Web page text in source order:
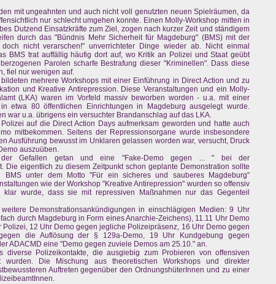
mit ungeahnten und auch nicht voll genutzten neuen Spielräumen, da
nur schlecht umgehen konnte. Einen Molly-Workshop mitten in
Dutzend Einsatzkräfte zum Ziel, zogen nach kurzer Zeit und ständigem
durch das "Bündnis Mehr Sicherheit für Magdeburg" (BMS) mit der
nicht verarschen!" unverrichteter Dinge wieder ab. Nicht einmal
BMS trat auffällig häufig dort auf, wo Kritik an Polizei und Staat geübt
Parolen scharfe Bestrafung dieser "Kriminellen". Dass diese
fiel nur wenigen auf.
mehrere Workshops mit einer Einführung in Direct Action und zu
und Kreative Antirepression. Diese Veranstaltungen und ein Molly-
(LKA) waren im Vorfeld massiv beworben worden - u.a. mit einer
etwa 80 öffentlichen Einrichtungen in Magdeburg ausgelegt wurde.
war u.a. übrigens ein versuchter Brandanschlag auf das LKA.
auf die Direct Action Days aufmerksam geworden und hatte auch
mitbekommen. Seitens der Repressionsorgane wurde insbesondere
Ausführung bewusst im Unklaren gelassen worden war, versucht, Druck
auszuüben.
Gefallen getan und eine "Fake-Demo gegen ... " bei der
Die eigentlich zu diesem Zeitpunkt schon geplante Demonstration sollte
BMS unter dem Motto "Für ein sicheres und sauberes Magdeburg"
wie der Workshop "Kreative Antirepression" wurden so offensiv
wurde, dass sie mit repressiven Maßnahmen nur das Gegenteil
Demonstrationsankündigungen in einschlägigen Medien: 9 Uhr
durch Magdeburg in Form eines Anarchie-Zeichens), 11.11 Uhr Demo
12 Uhr Demo gegen jegliche Polizeipräsenz, 16 Uhr Demo gegen
die Auflösung der § 129a-Demo, 19 Uhr Kundgebung gegen
ADACMD eine "Demo gegen zuviele Demos am 25.10." an.
diverse Polizeikontakte, die ausgiebig zum Probieren von offensiven
wurden. Die Mischung aus theoretischen Workshops und direkter
Auftreten gegenüber den OrdnungshüterInnen und zu einer